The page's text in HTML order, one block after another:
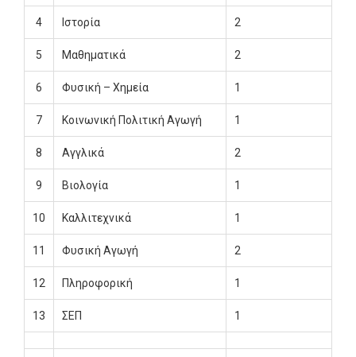
4 Ιστορία 2
5 Μαθηματικά 2
6 Φυσική – Χημεία 1
7 Κοινωνική Πολιτική Αγωγή 1
8 Αγγλικά 2
9 Βιολογία 1
10 Καλλιτεχνικά 1
11 Φυσική Αγωγή 2
12 Πληροφορική 1
13 ΣΕΠ 1